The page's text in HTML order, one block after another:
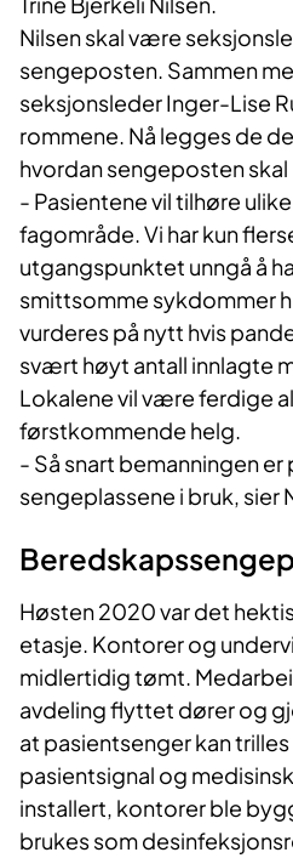
Nilsen skal være
sengeposten. Sammen
seksjonsleder Inger-Lise
rommene. Nå legges de
hvordan sengeposten skal
- Pasientene vil tilhøre
fagområde. Vi har kun
utgangspunktet unngå å
smittsomme sykdommer
vurderes på nytt hvis
svært høyt antall innlagte
Lokalene vil være ferdige
førstkommende helg.
- Så snart bemanningen er
sengeplassene i bruk, sier
Høsten 2020 var det
etasje. Kontorer og
midlertidig tømt.
avdeling flyttet dører og
at pasientsenger kan
pasientsignal og
installert, kontorer ble
brukes som